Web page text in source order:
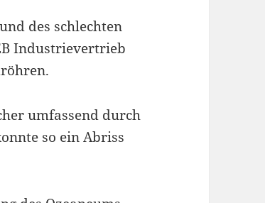
des schlechten
Industrievertrieb
umfassend durch
so ein Abriss